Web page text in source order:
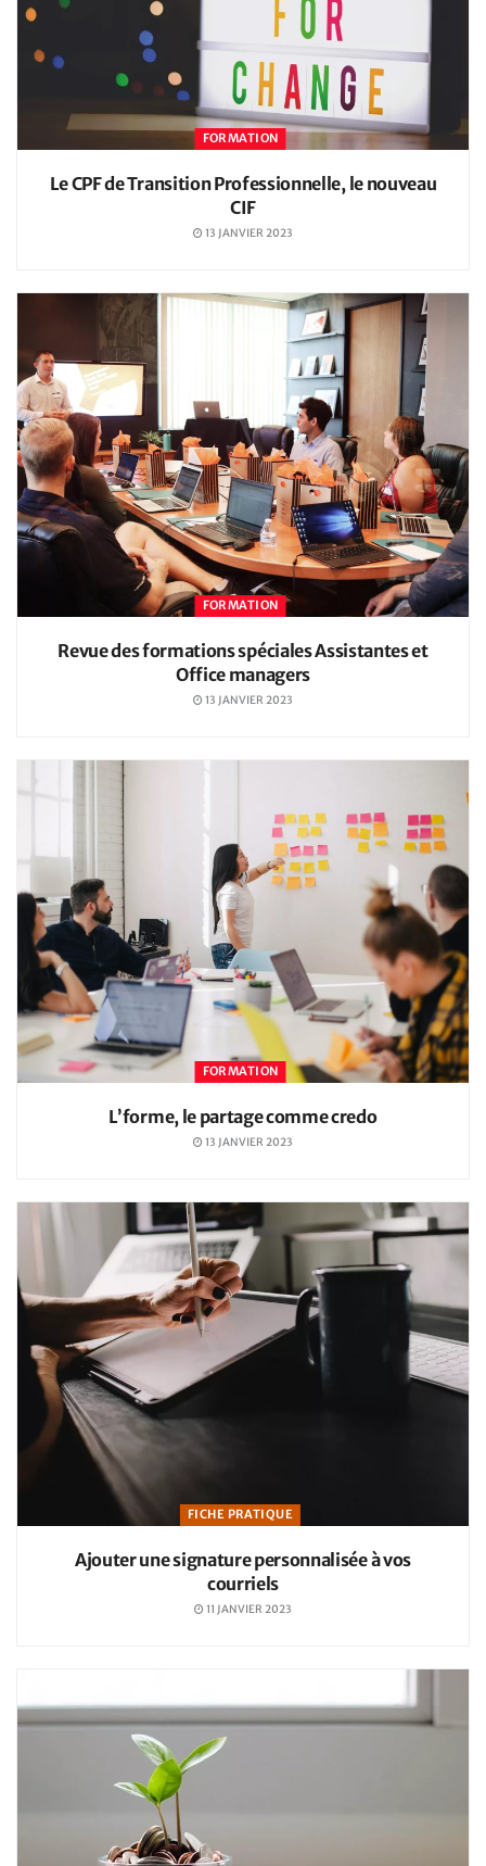
FORMATION
Le CPF de Transition Professionnelle, le nouveau
CIF
13 JANVIER 2023
FORMATION
Revue des formations spéciales Assistantes et
Office managers
13 JANVIER 2023
FORMATION
L’forme, le partage comme credo
13 JANVIER 2023
FICHE PRATIQUE
Ajouter une signature personnalisée à vos
courriels
11 JANVIER 2023